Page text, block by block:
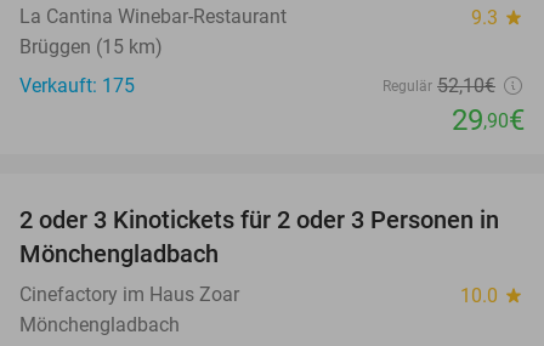
La Cantina Winebar-Restaurant 9.3 star
Brüggen (15 km)
Verkauft: 175
Regulär 52,10€
29,90€
45%
2 oder 3 Kinotickets für 2 oder 3 Personen in
Mönchengladbach
Cinefactory im Haus Zoar 10.0 star
Mönchengladbach